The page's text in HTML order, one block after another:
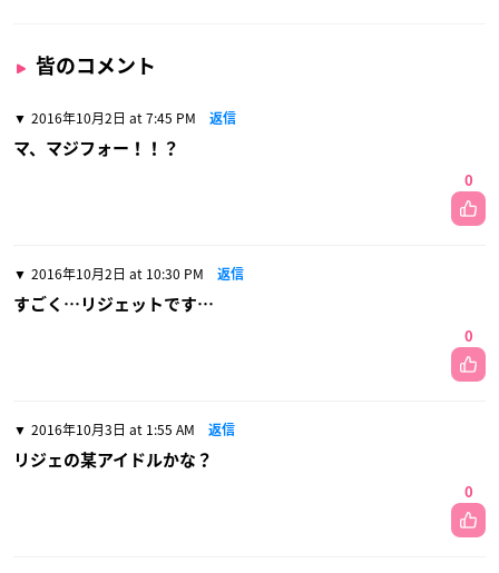
皆のコメント
2016年10月2日 at 7:45 PM 返信
マ、マジフォー！！？
0
2016年10月2日 at 10:30 PM 返信
すごく…リジェットです…
0
2016年10月3日 at 1:55 AM 返信
リジェの某アイドルかな？
0